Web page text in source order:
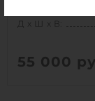
Д х Ш х В:
55 000